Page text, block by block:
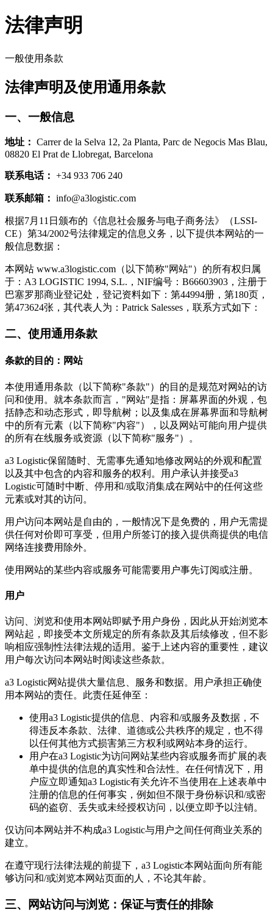
法律声明
一般使用条款
法律声明及使用通用条款
一、一般信息
地址： Carrer de la Selva 12, 2a Planta, Parc de Negocis Mas Blau,
08820 El Prat de Llobregat, Barcelona
联系电话： +34 933 706 240
联系邮箱： info@a3logistic.com
根据7月11日颁布的《信息社会服务与电子商务法》（LSSI-
CE）第34/2002号法律规定的信息义务，以下提供本网站的一
般信息数据：
本网站 www.a3logistic.com（以下简称"网站"）的所有权归属
于：A3 LOGISTIC 1994, S.L.，NIF编号：B66603903，注册于
巴塞罗那商业登记处，登记资料如下：第44994册，第180页，
第473624张，其代表人为：Patrick Salesses，联系方式如下：
二、使用通用条款
条款的目的：网站
本使用通用条款（以下简称"条款"）的目的是规范对网站的访
问和使用。就本条款而言，"网站"是指：屏幕界面的外观，包
括静态和动态形式，即导航树；以及集成在屏幕界面和导航树
中的所有元素（以下简称"内容"），以及网站可能向用户提供
的所有在线服务或资源（以下简称"服务"）。
a3 Logistic保留随时、无需事先通知地修改网站的外观和配置
以及其中包含的内容和服务的权利。用户承认并接受a3
Logistic可随时中断、停用和/或取消集成在网站中的任何这些
元素或对其的访问。
用户访问本网站是自由的，一般情况下是免费的，用户无需提
供任何对价即可享受，但用户所签订的接入提供商提供的电信
网络连接费用除外。
使用网站的某些内容或服务可能需要用户事先订阅或注册。
用户
访问、浏览和使用本网站即赋予用户身份，因此从开始浏览本
网站起，即接受本文所规定的所有条款及其后续修改，但不影
响相应强制性法律法规的适用。鉴于上述内容的重要性，建议
用户每次访问本网站时阅读这些条款。
a3 Logistic网站提供大量信息、服务和数据。用户承担正确使
用本网站的责任。此责任延伸至：
使用a3 Logistic提供的信息、内容和/或服务及数据，不
得违反本条款、法律、道德或公共秩序的规定，也不得
以任何其他方式损害第三方权利或网站本身的运行。
用户在a3 Logistic为访问网站某些内容或服务而扩展的表
单中提供的信息的真实性和合法性。在任何情况下，用
户应立即通知a3 Logistic有关允许不当使用在上述表单中
注册的信息的任何事实，例如但不限于身份标识和/或密
码的盗窃、丢失或未经授权访问，以便立即予以注销。
仅访问本网站并不构成a3 Logistic与用户之间任何商业关系的
建立。
在遵守现行法律法规的前提下，a3 Logistic本网站面向所有能
够访问和/或浏览本网站页面的人，不论其年龄。
三、网站访问与浏览：保证与责任的排除